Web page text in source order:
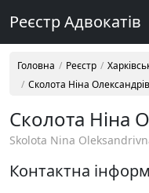
Реєстр Адвокатів
Головна Реєстр
Сколота Ніна
Сколота Ніна
Skolota Nina
Контактна